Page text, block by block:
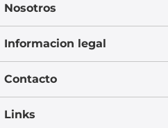
Nosotros
Informacion legal
Contacto
Links